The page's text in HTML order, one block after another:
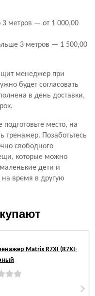
метров — от 1 000,00
3 метров — 1 500,00
менеджер при
будет согласовать
в день доставки,
место, на
тренажер. Позаботьтесь
свободного
которые можно
дети и
время в другую
Matrix R7XI (R7XI-